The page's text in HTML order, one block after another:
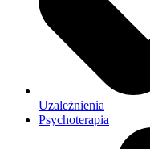
Uzależnienia
Psychoterapia